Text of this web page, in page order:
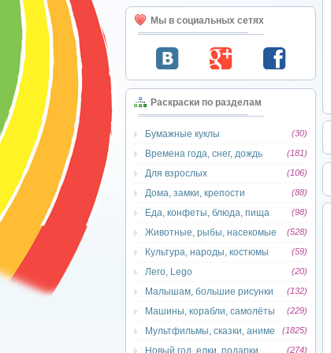
Мы в социальных сетях
Раскраски по разделам
Бумажные куклы (30)
Времена года, снег, дождь (181)
Для взрослых (106)
Дома, замки, крепости (88)
Еда, конфеты, блюда, пища (98)
Животные, рыбы, насекомые (528)
Культура, народы, костюмы (59)
Лего, Lego (20)
Малышам, большие рисунки (132)
Машины, корабли, самолёты (229)
Мультфильмы, сказки, аниме (1825)
Новый год, елки, подарки (274)